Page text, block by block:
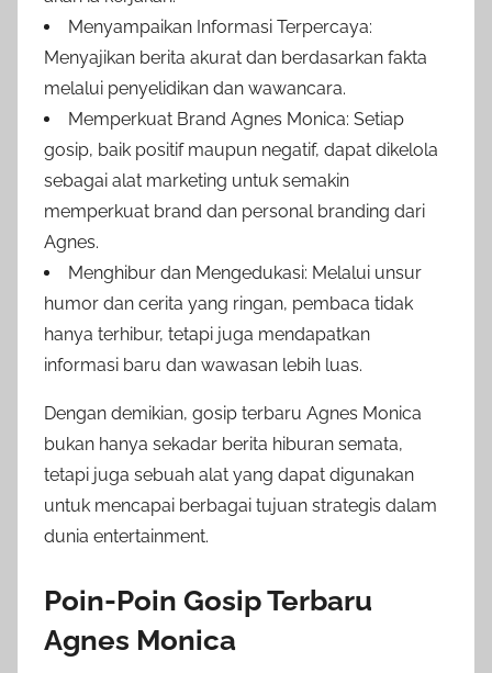
Menyampaikan Informasi Terpercaya:
Menyajikan berita akurat dan berdasarkan fakta
melalui penyelidikan dan wawancara.
Memperkuat Brand Agnes Monica: Setiap
gosip, baik positif maupun negatif, dapat dikelola
sebagai alat marketing untuk semakin
memperkuat brand dan personal branding dari
Agnes.
Menghibur dan Mengedukasi: Melalui unsur
humor dan cerita yang ringan, pembaca tidak
hanya terhibur, tetapi juga mendapatkan
informasi baru dan wawasan lebih luas.
Dengan demikian, gosip terbaru Agnes Monica
bukan hanya sekadar berita hiburan semata,
tetapi juga sebuah alat yang dapat digunakan
untuk mencapai berbagai tujuan strategis dalam
dunia entertainment.
Poin-Poin Gosip Terbaru
Agnes Monica